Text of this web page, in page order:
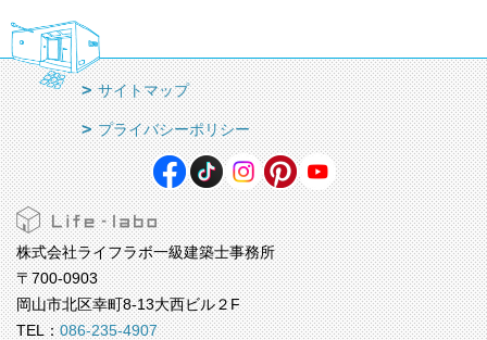
サイトマップ
プライバシーポリシー
株式会社ライフラボ一級建築士事務所
〒700-0903
岡山市北区幸町8-13大西ビル２F
TEL：086-235-4907